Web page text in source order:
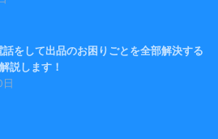
をして出品のお困りごとを全部解決する
説します！